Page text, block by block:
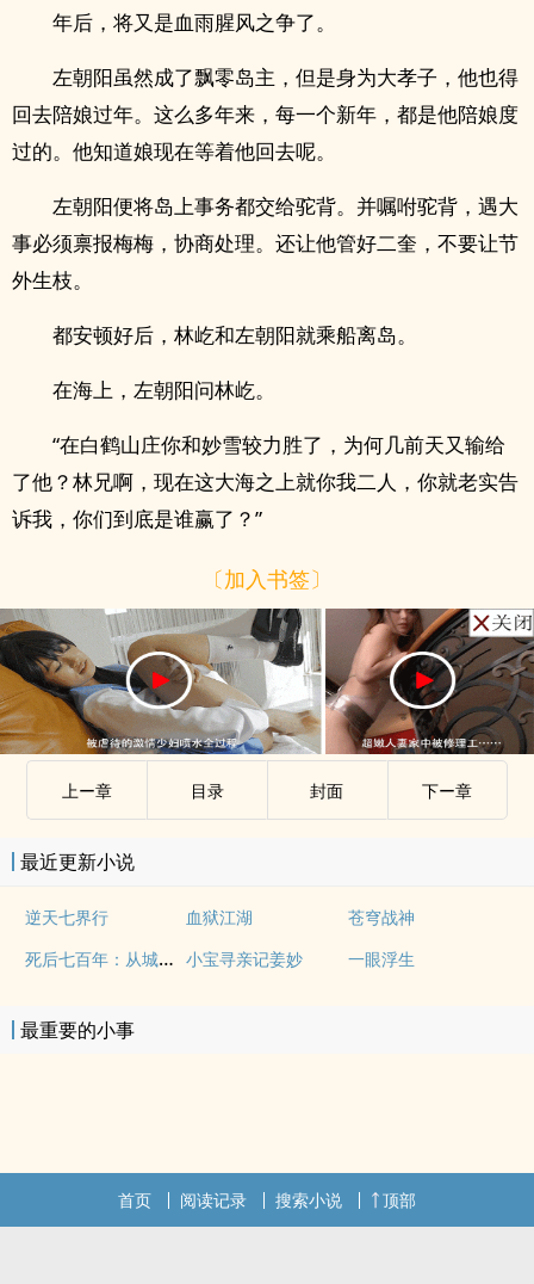
年后，将又是血雨腥风之争了。
左朝阳虽然成了飘零岛主，但是身为大孝子，他也得
回去陪娘过年。这么多年来，每一个新年，都是他陪娘度
过的。他知道娘现在等着他回去呢。
左朝阳便将岛上事务都交给驼背。并嘱咐驼背，遇大
事必须禀报梅梅，协商处理。还让他管好二奎，不要让节
外生枝。
都安顿好后，林屹和左朝阳就乘船离岛。
在海上，左朝阳问林屹。
“在白鹤山庄你和妙雪较力胜了，为何几前天又输给
了他？林兄啊，现在这大海之上就你我二人，你就老实告
诉我，你们到底是谁赢了？”
〔加入书签〕
.
上ー章 目录 封面 下ー章
最近更新小说
逆天七界行 血狱江湖 苍穹战神
死后七百年：从城隍开始签到 小宝寻亲记姜妙 一眼浮生
最重要的小事
首页 阅读记录 搜索小说 顶部